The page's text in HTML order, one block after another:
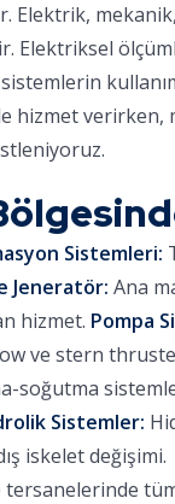
Elektrik,
Elektriksel
hizmet verirken,
Sistemleri:
Jeneratör: Ana
hizmet. Pompa
ve stern
soğutma
Sistemler:
iskelet değişimi.
tersanelerinde